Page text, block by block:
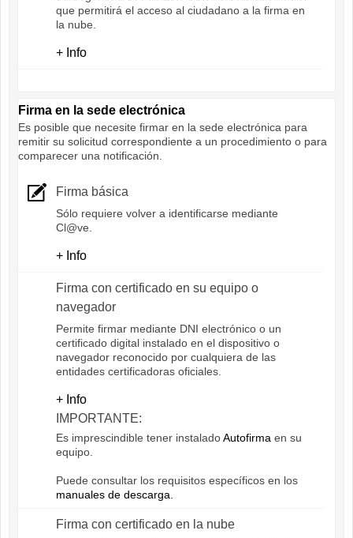
que permitirá el acceso al ciudadano a la firma en
la nube.
+ Info
Firma en la sede electrónica
Es posible que necesite firmar en la sede electrónica para
remitir su solicitud correspondiente a un procedimiento o para
comparecer una notificación.
Firma básica
Sólo requiere volver a identificarse mediante
Cl@ve.
+ Info
Firma con certificado en su equipo o
navegador
Permite firmar mediante DNI electrónico o un
certificado digital instalado en el dispositivo o
navegador reconocido por cualquiera de las
entidades certificadoras oficiales.
+ Info
IMPORTANTE:
Es imprescindible tener instaladoAutofirma en su
equipo.
Puede consultar los requisitos específicos en los
manuales de descarga.
Firma con certificado en la nube